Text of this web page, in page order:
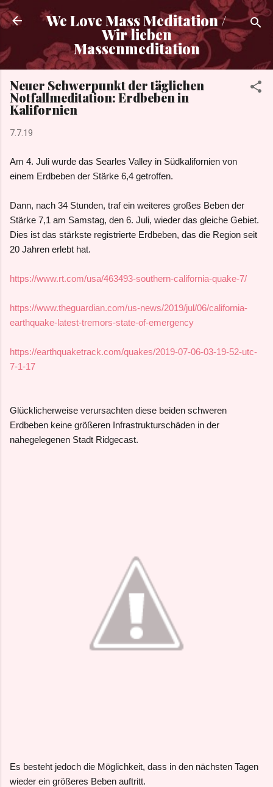
Direkt zum Hauptbereich
We Love Mass Meditation /
Wir lieben
Massenmeditation
Neuer Schwerpunkt der täglichen
Notfallmeditation: Erdbeben in
Kalifornien
7.7.19
Am 4. Juli wurde das Searles Valley in Südkalifornien von
einem Erdbeben der Stärke 6,4 getroffen.
Dann, nach 34 Stunden, traf ein weiteres großes Beben der
Stärke 7,1 am Samstag, den 6. Juli, wieder das gleiche Gebiet.
Dies ist das stärkste registrierte Erdbeben, das die Region seit
20 Jahren erlebt hat.
https://www.rt.com/usa/463493-southern-california-quake-7/
https://www.theguardian.com/us-news/2019/jul/06/california-
earthquake-latest-tremors-state-of-emergency
https://earthquaketrack.com/quakes/2019-07-06-03-19-52-utc-
7-1-17
Glücklicherweise verursachten diese beiden schweren
Erdbeben keine größeren Infrastrukturschäden in der
nahegelegenen Stadt Ridgecast.
Es besteht jedoch die Möglichkeit, dass in den nächsten Tagen
wieder ein größeres Beben auftritt.